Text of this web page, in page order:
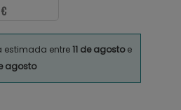
estimada entre11 de agostoe
agosto